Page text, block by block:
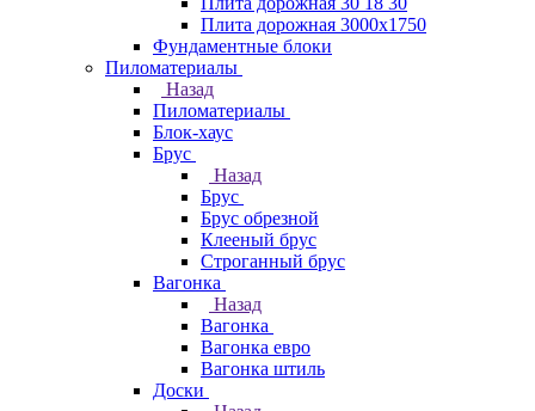
Плита дорожная 3000х1750
Фундаментные блоки
Пиломатериалы
Назад
Пиломатериалы
Блок-хаус
Брус
Назад
Брус
Брус обрезной
Клееный брус
Строганный брус
Вагонка
Назад
Вагонка
Вагонка евро
Вагонка штиль
Доски